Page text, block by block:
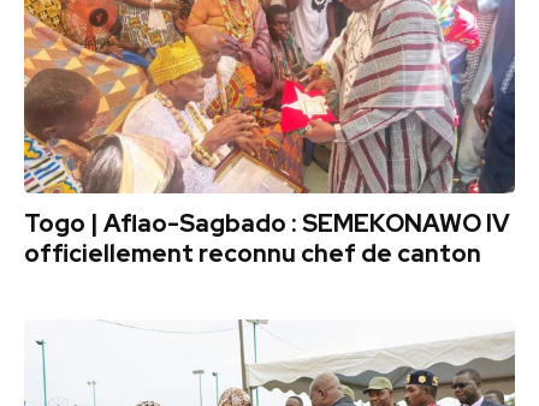
Togo | Aflao-Sagbado : SEMEKONAWO IV
officiellement reconnu chef de canton